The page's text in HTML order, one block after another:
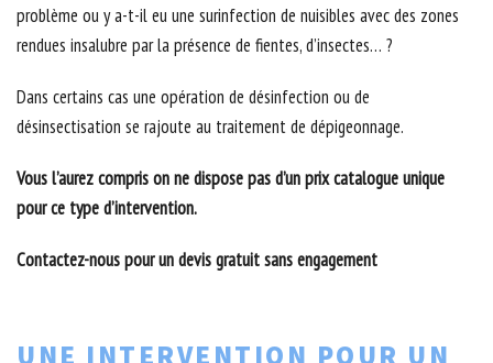
problème ou y a-t-il eu une surinfection de nuisibles avec des zones
rendues insalubre par la présence de fientes, d’insectes… ?
Dans certains cas une opération de désinfection ou de
désinsectisation se rajoute au traitement de dépigeonnage.
Vous l’aurez compris on ne dispose pas d’un prix catalogue unique
pour ce type d’intervention.
Contactez-nous pour un devis gratuit sans engagement
UNE INTERVENTION POUR UN